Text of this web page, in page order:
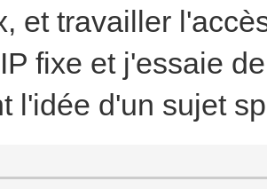
et travailler
fixe et j'essaie
l'idée d'un sujet